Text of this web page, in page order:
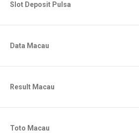
Slot Deposit Pulsa
Data Macau
Result Macau
Toto Macau